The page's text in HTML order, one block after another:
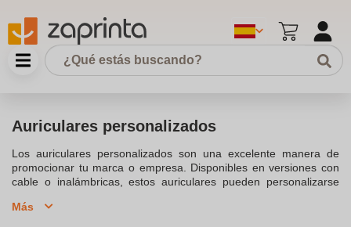
Auriculares personalizados
Los auriculares personalizados son una excelente manera de
promocionar tu marca o empresa. Disponibles en versiones con
cable o inalámbricas, estos auriculares pueden personalizarse
campañas promocionales. Proporcionan una excelente calidad de
Más